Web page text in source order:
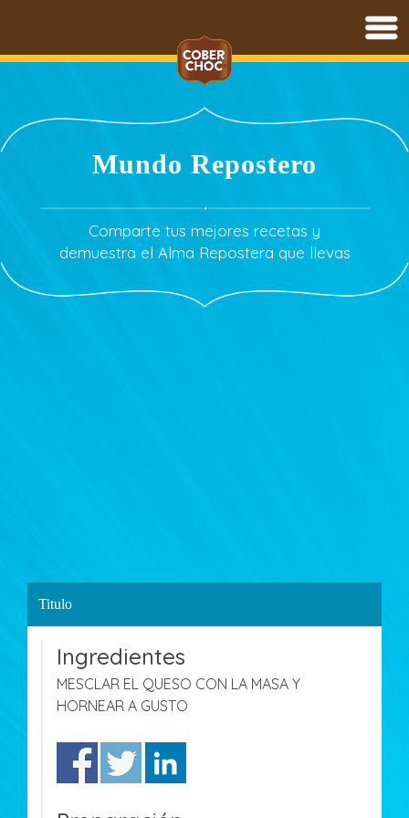
Saltar
Mundo Repostero
Comparte tus mejores recetas y
demuestra el Alma Repostera que llevas
Titulo
Ingredientes
MESCLAR EL QUESO CON LA MASA Y
HORNEAR A GUSTO